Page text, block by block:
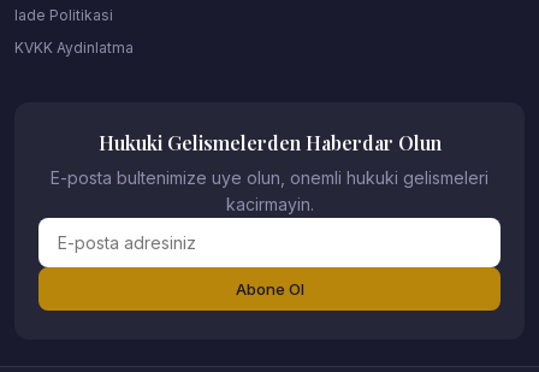
Iade Politikasi
KVKK Aydinlatma
Hukuki Gelismelerden Haberdar Olun
E-posta bultenimize uye olun, onemli hukuki gelismeleri
kacirmayin.
Abone Ol